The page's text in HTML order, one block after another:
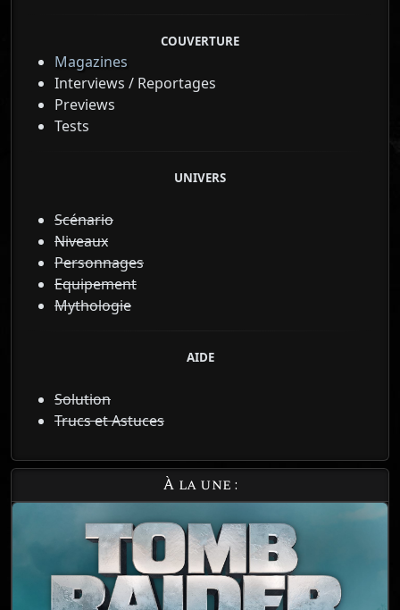
COUVERTURE
Magazines
Interviews / Reportages
Previews
Tests
UNIVERS
Scénario
Niveaux
Personnages
Equipement
Mythologie
AIDE
Solution
Trucs et Astuces
À la une :